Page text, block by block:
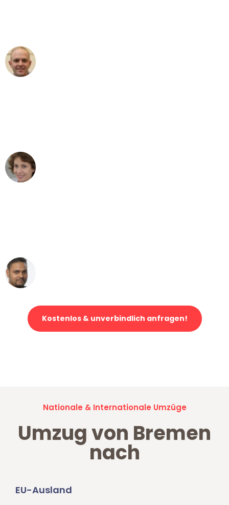
Kostenlos & unverbindlich anfragen!
Nationale & Internationale Umzüge
Umzug von Bremen
nach
EU-Ausland